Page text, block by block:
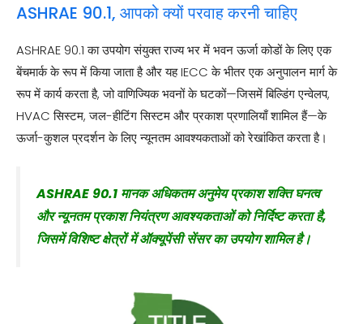
ASHRAE 90.1, आपको क्यों परवाह करनी चाहिए
ASHRAE 90.1 का उपयोग संयुक्त राज्य भर में भवन ऊर्जा कोडों के लिए एक
बेंचमार्क के रूप में किया जाता है और यह IECC के भीतर एक अनुपालन मार्ग के
रूप में कार्य करता है, जो वाणिज्यिक भवनों के घटकों—जिसमें बिल्डिंग एन्वेलप,
HVAC सिस्टम, जल-हीटिंग सिस्टम और प्रकाश प्रणालियाँ शामिल हैं—के
ऊर्जा-कुशल प्रदर्शन के लिए न्यूनतम आवश्यकताओं को रेखांकित करता है।
ASHRAE 90.1 मानक अधिकतम अनुमेय प्रकाश शक्ति घनत्व
और न्यूनतम प्रकाश नियंत्रण आवश्यकताओं को निर्दिष्ट करता है,
जिसमें विशिष्ट क्षेत्रों में ऑक्यूपेंसी सेंसर का उपयोग शामिल है।